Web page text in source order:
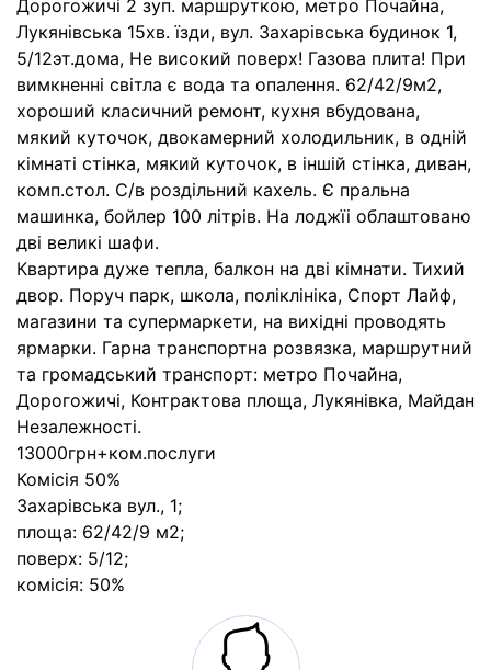
Дорогожичі 2 зуп. маршруткою, метро Почайна,
Лукянівська 15хв. їзди, вул. Захарівська будинок 1,
5/12эт.дома, Не високий поверх! Газова плита! При
вимкненні світла є вода та опалення. 62/42/9м2,
хороший класичний ремонт, кухня вбудована,
мякий куточок, двокамерний холодильник, в одній
кімнаті стінка, мякий куточок, в іншій стінка, диван,
комп.стол. С/в роздільний кахель. Є пральна
машинка, бойлер 100 літрів. На лоджїі облаштовано
дві великі шафи.
Квартира дуже тепла, балкон на дві кімнати. Тихий
двор. Поруч парк, школа, поліклініка, Спорт Лайф,
магазини та супермаркети, на вихідні проводять
ярмарки. Гарна транспортна розвязка, маршрутний
та громадський транспорт: метро Почайна,
Дорогожичі, Контрактова площа, Лукянівка, Майдан
Незалежності.
13000грн+ком.послуги
Комісія 50%
Захарівська вул., 1;
площа: 62/42/9 м2;
поверх: 5/12;
комісія: 50%